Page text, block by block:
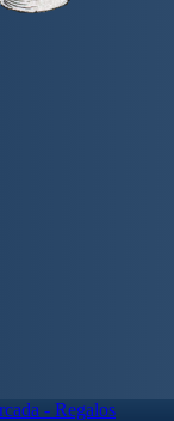
- Regalos